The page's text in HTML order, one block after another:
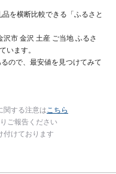
を横断比較できる「ふるさと
市 金沢 土産 ご当地 ふるさ
います。
ので、最安値を見つけてみて
関する注意はこちら
ご報告ください
付けております